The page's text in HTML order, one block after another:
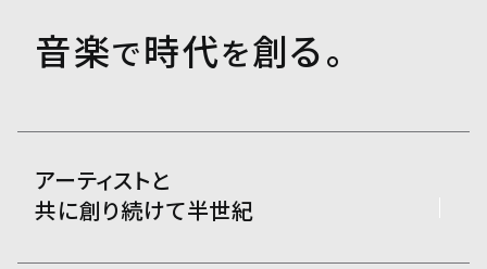
音楽で時代を創る。
アーティストと
共に創り続けて半世紀